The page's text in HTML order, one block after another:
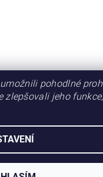
pohodlné
zlepšovali jeho